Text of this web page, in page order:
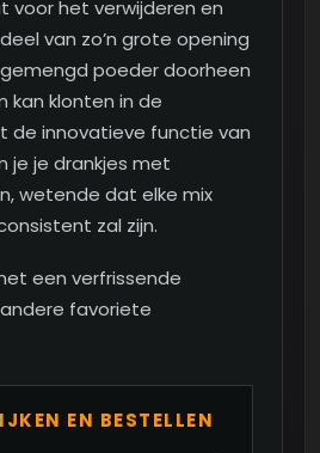
voor het verwijderen en
van zo’n grote opening
poeder doorheen
kan klonten in de
de innovatieve functie van
je je drankjes met
wetende dat elke mix
zal zijn.
een verfrissende
favoriete
EN BESTELLEN